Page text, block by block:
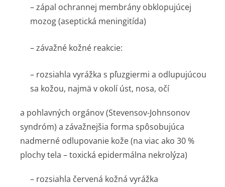
– zápal ochrannej membrány obklopujúcej
mozog (aseptická meningitída)
– závažné kožné reakcie:
– rozsiahla vyrážka s pľuzgiermi a odlupujúcou
sa kožou, najmä v okolí úst, nosa, očí
a pohlavných orgánov (Stevensov-Johnsonov
syndróm) a závažnejšia forma spôsobujúca
nadmerné odlupovanie kože (na viac ako 30 %
plochy tela –toxická epidermálna nekrolýza)
– rozsiahla červená kožná vyrážka